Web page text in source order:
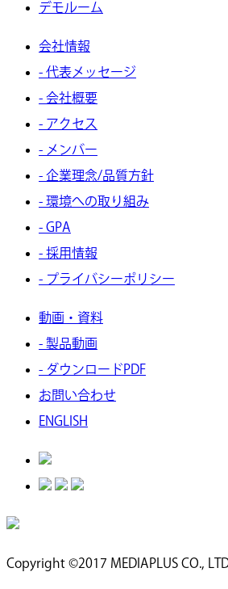
デモルーム
会社情報
- 代表メッセージ
- 会社概要
- アクセス
- メンバー
- 企業理念/品質方針
- 環境への取り組み
- GPA
- 採用情報
- プライバシーポリシー
動画・資料
- 製品動画
- ダウンロードPDF
お問い合わせ
ENGLISH
Copyright ©2017 MEDIAPLUS CO.,